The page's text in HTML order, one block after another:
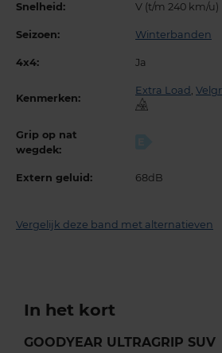
Snelheid: V (t/m 240 km/u)
Seizoen: Winterbanden
4x4: Ja
Kenmerken:
Extra Load ,
Grip op nat
wegdek:
Extern geluid: 68dB
Vergelijk deze band met alternatieven
In het kort
GOODYEAR ULTRAGRIP SUV